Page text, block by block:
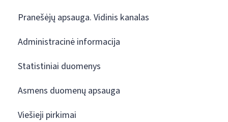
Pranešėjų apsauga. Vidinis kanalas
Administracinė informacija
Statistiniai duomenys
Asmens duomenų apsauga
Viešieji pirkimai